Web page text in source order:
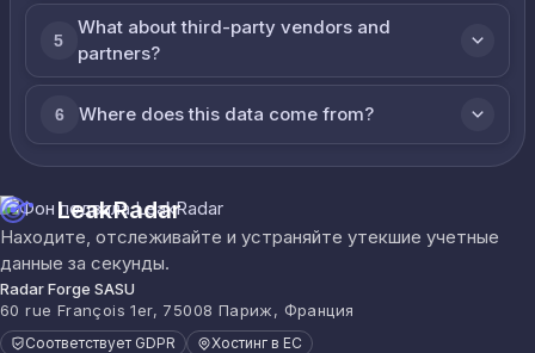
5
What about third-party vendors and
partners?
6 Where does this data come from?
LeakRadar
Находите, отслеживайте и устраняйте утекшие учетные
данные за секунды.
Radar Forge SASU
60 rue François 1er, 75008 Париж, Франция
Соответствует GDPR Хостинг в ЕС